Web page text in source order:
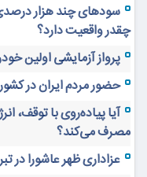
سودهای چند هزار
چقدر واقعیت دارد؟
پرواز آزمایشی اولین
حضور مردم ایران در
آیا پیاده‌روی با توقف،
مصرف می‌کند؟
عزاداری ظهر عاشورا در